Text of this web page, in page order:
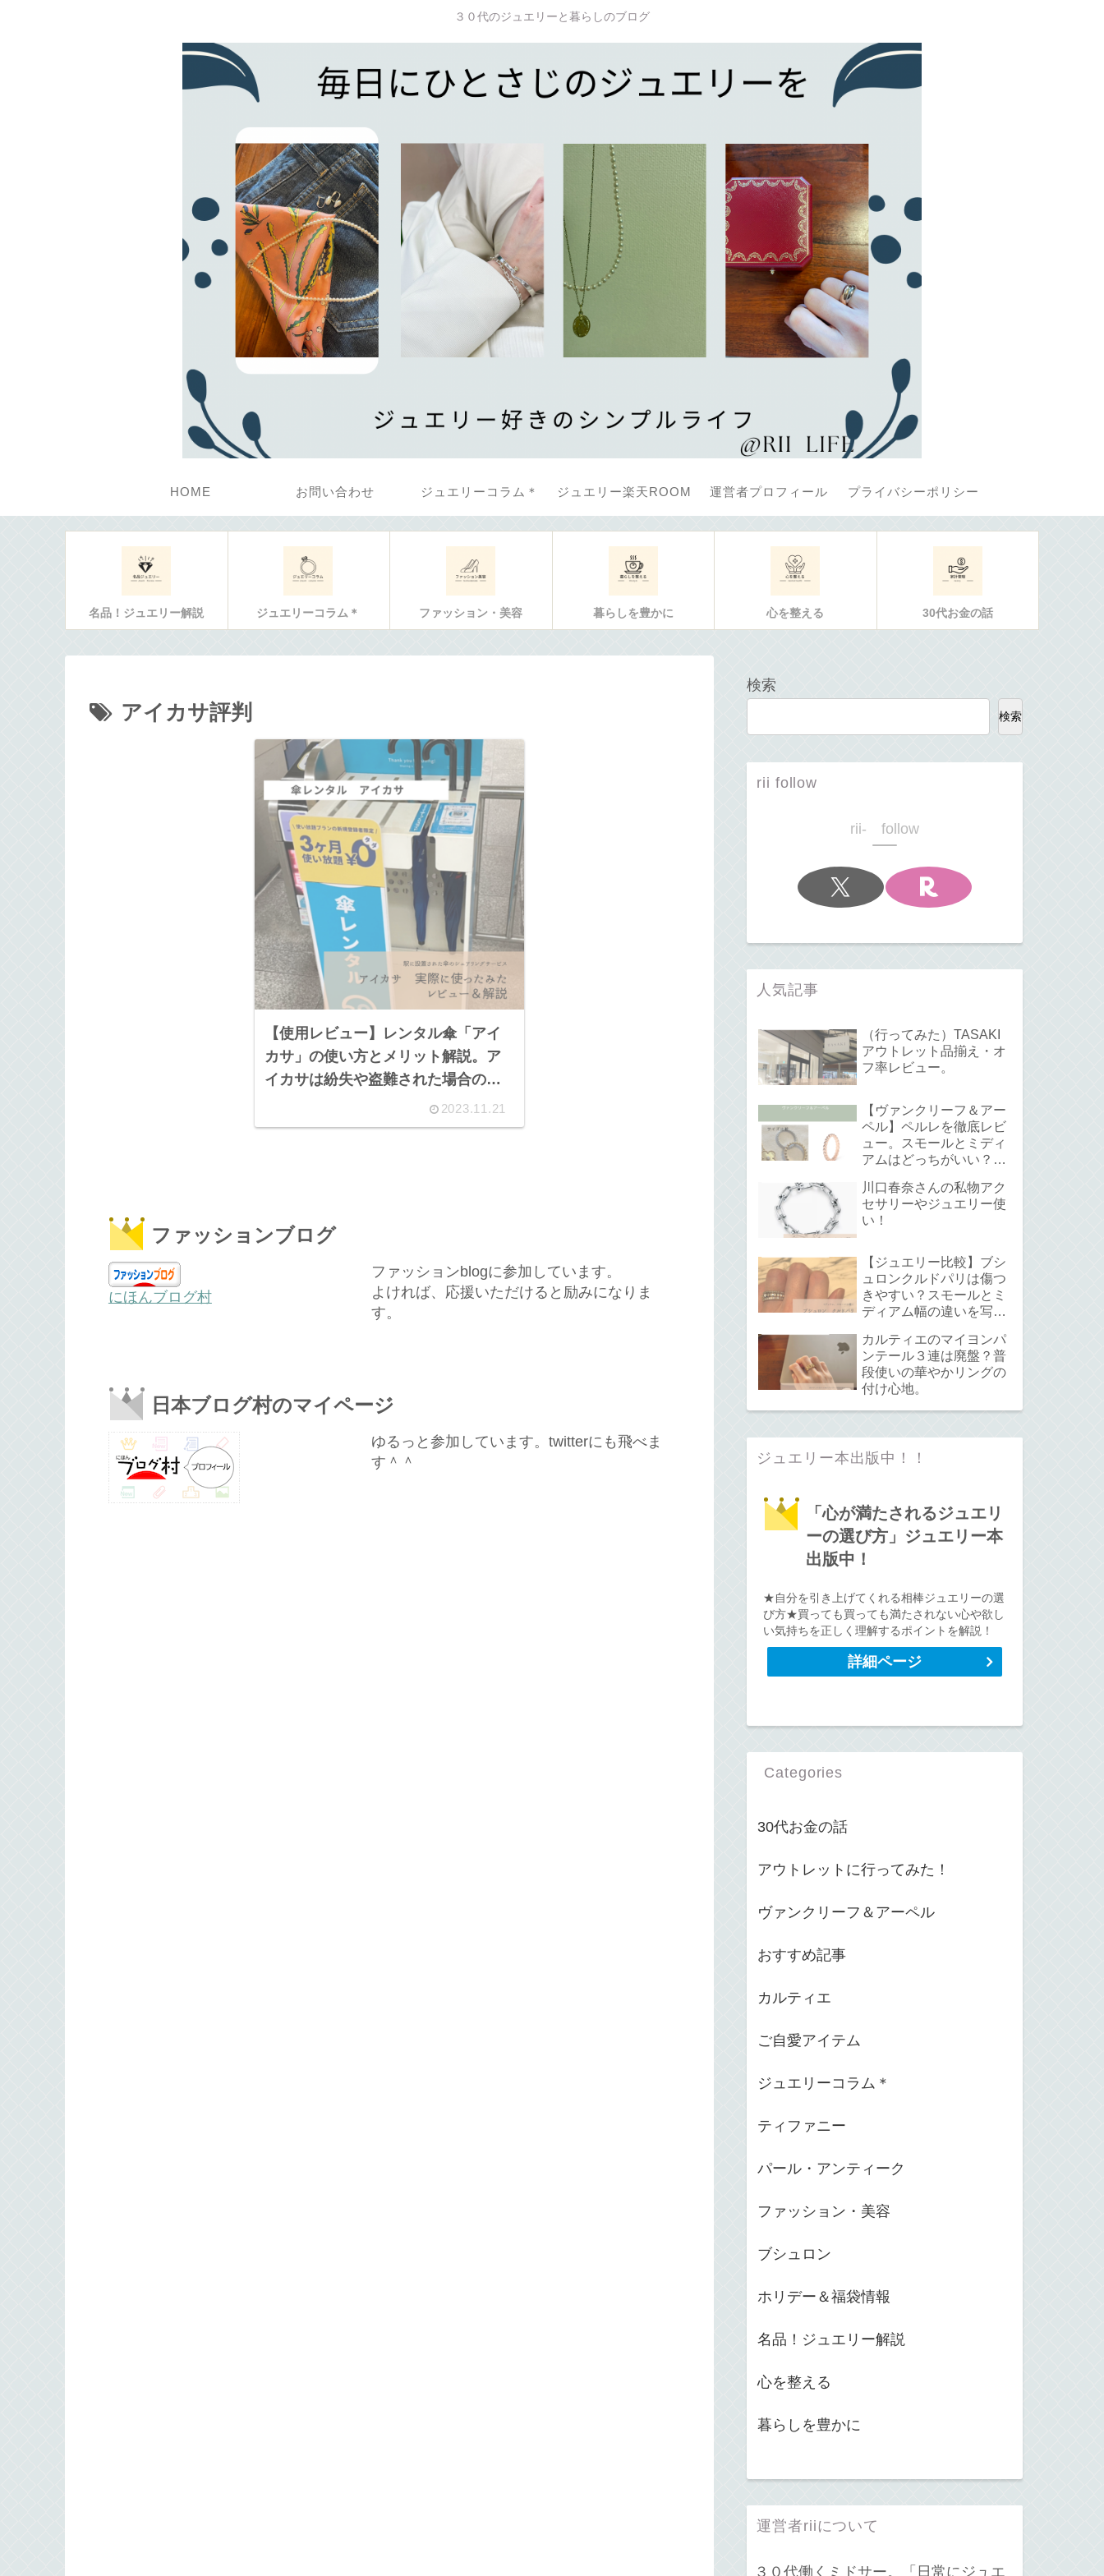
３０代のジュエリーと暮らしのブログ
HOME お問い合わせ ジュエリーコラム＊ ジュエリー楽天ROOM 運営者プロフィール プライバシーポリシー
名品！ジュエリー解説 ジュエリーコラム＊ ファッション・美容 暮らしを豊かに 心を整える 30代お金の話
アイカサ評判
【使用レビュー】レンタル傘「アイ
カサ」の使い方とメリット解説。ア
イカサは紛失や盗難された場合のサ
2023.11.21
ファッションブログ
にほんブログ村
ファッションblogに参加しています。
よければ、応援いただけると励みになりま
す。
日本ブログ村のマイページ
ゆるっと参加しています。twitterにも飛べま
す＾＾
検索
検索
rii follow
rii- follow
人気記事
（行ってみた）TASAKI
アウトレット品揃え・オ
フ率レビュー。
【ヴァンクリーフ＆アー
ペル】ペルレを徹底レビ
ュー。スモールとミディ
アムはどっちがいい？サ
て。
川口春奈さんの私物アク
セサリーやジュエリー使
い！
【ジュエリー比較】ブシ
ュロンクルドパリは傷つ
きやすい？スモールとミ
ディアム幅の違いを写真
カルティエのマイヨンパ
ンテール３連は廃盤？普
段使いの華やかリングの
付け心地。
ジュエリー本出版中！！
「心が満たされるジュエリ
ーの選び方」ジュエリー本
出版中！
★自分を引き上げてくれる相棒ジュエリーの選
び方★買っても買っても満たされない心や欲し
い気持ちを正しく理解するポイントを解説！
詳細ページ
Categories
30代お金の話
アウトレットに行ってみた！
ヴァンクリーフ＆アーペル
おすすめ記事
カルティエ
ご自愛アイテム
ジュエリーコラム＊
ティファニー
パール・アンティーク
ファッション・美容
ブシュロン
ホリデー＆福袋情報
名品！ジュエリー解説
心を整える
暮らしを豊かに
運営者riiについて
３０代働くミドサー。「日常にジュエ